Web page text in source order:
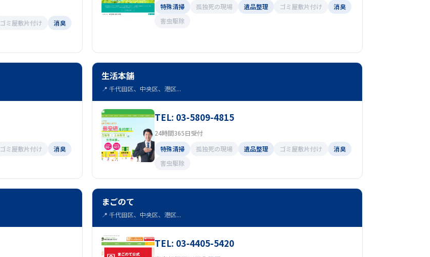
ゴミ屋敷片付け
消臭
特殊清掃
孤独死の現場 遺品整理 ゴミ屋敷片付け
消臭
害虫駆除
ゴミ屋敷片付け
消臭
生活本舗
📍 千代田区、中央区、港区...
TEL: 03-5809-4815
24時間365日受付
特殊清掃
孤独死の現場 遺品整理 ゴミ屋敷片付け
消臭
害虫駆除
まごのて
📍 千代田区、中央区、港区...
TEL: 03-4405-5420